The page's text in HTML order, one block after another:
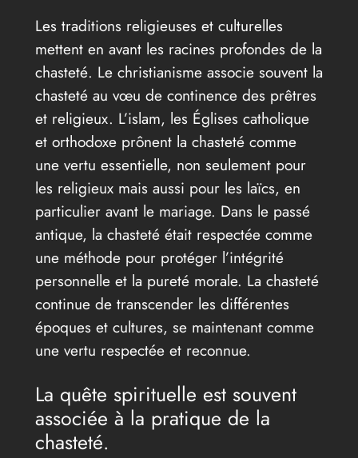
Les traditions religieuses et culturelles
mettent en avant les racines profondes de la
chasteté. Le christianisme associe souvent la
chasteté au vœu de continence des prêtres
et religieux. L’islam, les Églises catholique
et orthodoxe prônent la chasteté comme
une vertu essentielle, non seulement pour
les religieux mais aussi pour les laïcs, en
particulier avant le mariage. Dans le passé
antique, la chasteté était respectée comme
une méthode pour protéger l’intégrité
personnelle et la pureté morale. La chasteté
continue de transcender les différentes
époques et cultures, se maintenant comme
une vertu respectée et reconnue.
La quête spirituelle est souvent
associée à la pratique de la
chasteté.